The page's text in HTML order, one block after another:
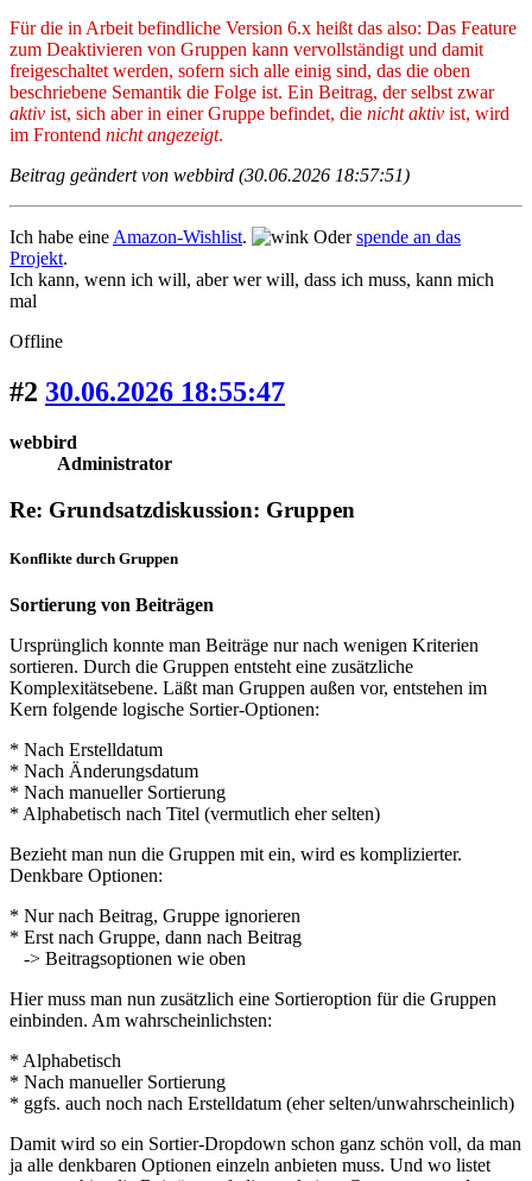
Für die in Arbeit befindliche Version 6.x heißt das also: Das Feature
zum Deaktivieren von Gruppen kann vervollständigt und damit
freigeschaltet werden, sofern sich alle einig sind, das die oben
beschriebene Semantik die Folge ist. Ein Beitrag, der selbst zwar
aktiv ist, sich aber in einer Gruppe befindet, die nicht aktiv ist, wird
im Frontend nicht angezeigt.
Beitrag geändert von webbird (30.06.2026 18:57:51)
Ich habe eine Amazon-Wishlist. Oderspende an das
Projekt.
Ich kann, wenn ich will, aber wer will, dass ich muss, kann mich
mal
Offline
#2 30.06.2026 18:55:47
webbird
Administrator
Re: Grundsatzdiskussion: Gruppen
Konflikte durch Gruppen
Sortierung von Beiträgen
Ursprünglich konnte man Beiträge nur nach wenigen Kriterien
sortieren. Durch die Gruppen entsteht eine zusätzliche
Komplexitätsebene. Läßt man Gruppen außen vor, entstehen im
Kern folgende logische Sortier-Optionen:
* Nach Erstelldatum
* Nach Änderungsdatum
* Nach manueller Sortierung
* Alphabetisch nach Titel (vermutlich eher selten)
Bezieht man nun die Gruppen mit ein, wird es komplizierter.
Denkbare Optionen:
* Nur nach Beitrag, Gruppe ignorieren
* Erst nach Gruppe, dann nach Beitrag
-> Beitragsoptionen wie oben
Hier muss man nun zusätzlich eine Sortieroption für die Gruppen
einbinden. Am wahrscheinlichsten:
* Alphabetisch
* Nach manueller Sortierung
* ggfs. auch noch nach Erstelldatum (eher selten/unwahrscheinlich)
Damit wird so ein Sortier-Dropdown schon ganz schön voll, da man
ja alle denkbaren Optionen einzeln anbieten muss. Und wo listet